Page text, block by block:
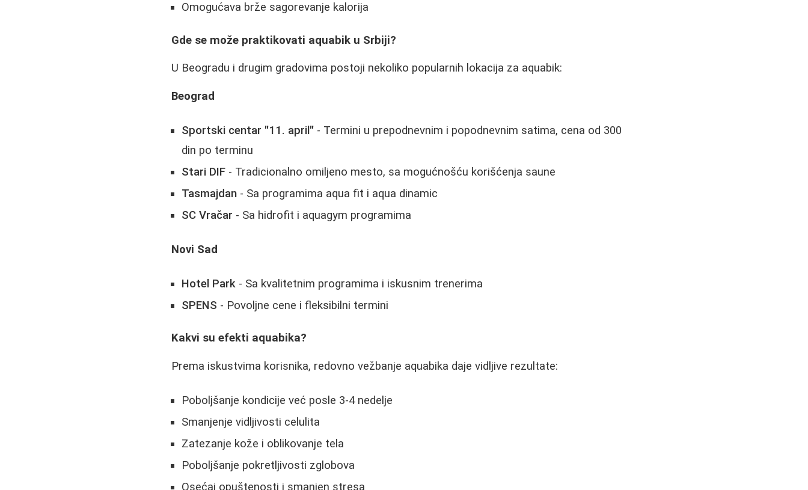
Omogućava brže sagorevanje kalorija
Gde se može praktikovati aquabik u Srbiji?
U Beogradu i drugim gradovima postoji nekoliko popularnih lokacija za aquabik:
Beograd
Sportski centar "11. april" - Termini u prepodnevnim i popodnevnim satima, cena od 300
din po terminu
Stari DIF - Tradicionalno omiljeno mesto, sa mogućnošću korišćenja saune
Tasmajdan - Sa programima aqua fit i aqua dinamic
SC Vračar - Sa hidrofit i aquagym programima
Novi Sad
Hotel Park - Sa kvalitetnim programima i iskusnim trenerima
SPENS - Povoljne cene i fleksibilni termini
Kakvi su efekti aquabika?
Prema iskustvima korisnika, redovno vežbanje aquabika daje vidljive rezultate:
Poboljšanje kondicije već posle 3-4 nedelje
Smanjenje vidljivosti celulita
Zatezanje kože i oblikovanje tela
Poboljšanje pokretljivosti zglobova
Osećaj opuštenosti i smanjen stresa